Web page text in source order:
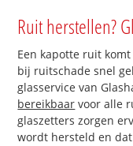
Ruit herstellen?
Een kapotte ruit
bij ruitschade snel
glasservice van
bereikbaar voor alle
glaszetters zorgen
wordt hersteld en